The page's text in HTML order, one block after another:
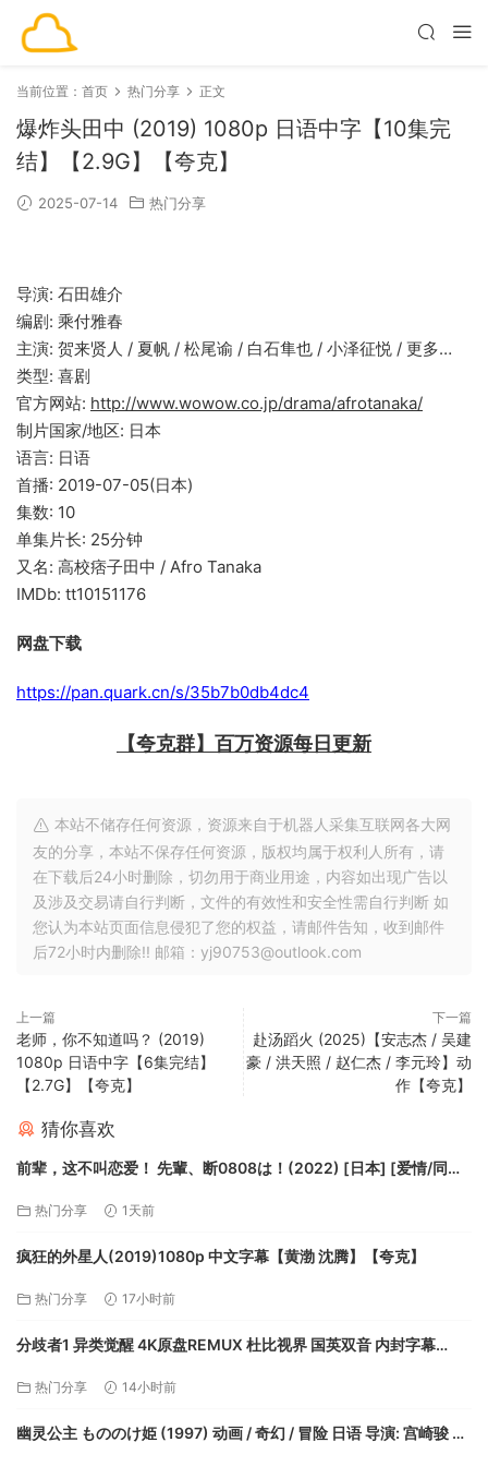
当前位置： 首页 热门分享 正文
爆炸头田中 (2019) 1080p 日语中字【10集完
结】【2.9G】【夸克】
2025-07-14 热门分享
导演: 石田雄介
编剧: 乘付雅春
主演: 贺来贤人 / 夏帆 / 松尾谕 / 白石隼也 / 小泽征悦 / 更多…
类型: 喜剧
官方网站: http://www.wowow.co.jp/drama/afrotanaka/
制片国家/地区: 日本
语言: 日语
首播: 2019-07-05(日本)
集数: 10
单集片长: 25分钟
又名: 高校痞子田中 / Afro Tanaka
IMDb: tt10151176
网盘下载
https://pan.quark.cn/s/35b7b0db4dc4
【夸克群】百万资源每日更新
本站不储存任何资源，资源来自于机器人采集互联网各大网
友的分享，本站不保存任何资源，版权均属于权利人所有，请
在下载后24小时删除，切勿用于商业用途，内容如出现广告以
及涉及交易请自行判断，文件的有效性和安全性需自行判断 如
您认为本站页面信息侵犯了您的权益，请邮件告知，收到邮件
后72小时内删除!! 邮箱：yj90753@outlook.com
上一篇
老师，你不知道吗？ (2019)
1080p 日语中字【6集完结】
【2.7G】【夸克】
下一篇
赴汤蹈火 (2025)【安志杰 / 吴建
豪 / 洪天照 / 赵仁杰 / 李元玲】动
作【夸克】
猜你喜欢
前辈，这不叫恋爱！ 先輩、断0808は！(2022) [日本] [爱情/同性]
热门分享 1天前
疯狂的外星人(2019)1080p 中文字幕【黄渤 沈腾】【夸克】
热门分享 17小时前
分歧者1 异类觉醒 4K原盘REMUX 杜比视界 国英双音 内封字幕
热门分享 14小时前
幽灵公主 もののけ姫 (1997) 动画 / 奇幻 / 冒险 日语 导演: 宫崎骏 又